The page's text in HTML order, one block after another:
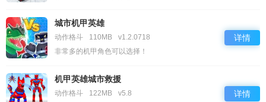
城市机甲英雄
动作格斗 110MB
v1.2.0718
非常多的机甲角色可以选择！
详情
机甲英雄城市救援
动作格斗 122MB
v5.8
详情